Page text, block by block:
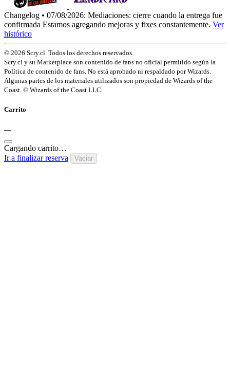
Changelog • 07/08/2026: Mediaciones: cierre cuando la entrega fue
confirmada Estamos agregando mejoras y fixes constantemente. Ver
histórico
© 2026 Scry.cl. Todos los derechos reservados.
Scry.cl y su Marketplace son contenido de fans no oficial permitido según la
Política de contenido de fans. No está aprobado ni respaldado por Wizards.
Algunas partes de los materiales utilizados son propiedad de Wizards of the
Coast. © Wizards of the Coast LLC.
Carrito
—
Cargando carrito…
Ir a finalizar reserva
Vaciar